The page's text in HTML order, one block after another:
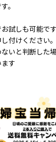
。
試しも可能で
付けください。
いと判断した
す